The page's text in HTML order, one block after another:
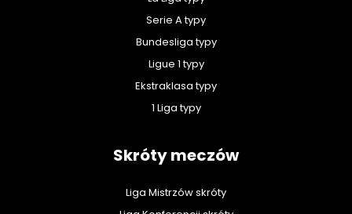
Serie A typy
Bundesliga typy
Ligue 1 typy
Ekstraklasa typy
1 Liga typy
Skróty meczów
Liga Mistrzów skróty